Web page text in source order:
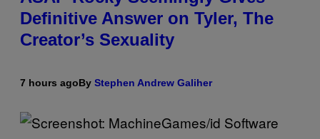
Definitive Answer on Tyler, The
Creator’s Sexuality
7 hours agoBy Stephen Andrew Galiher